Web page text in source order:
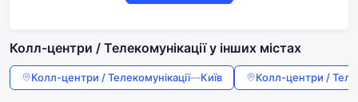
Колл-центри / Телекомунікації у інших містах
Колл-центри / Телекомунікації—Київ Колл-центри /